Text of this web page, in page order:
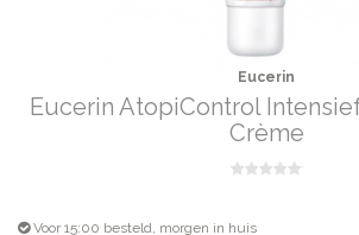
Eucerin
Eucerin AtopiControl
Crème
Voor 15:00 besteld, morgen in huis